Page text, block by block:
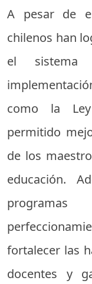
A pesar de
chilenos han
el sistema
como la
permitido
de los
educación.
fortalecer las
docentes y